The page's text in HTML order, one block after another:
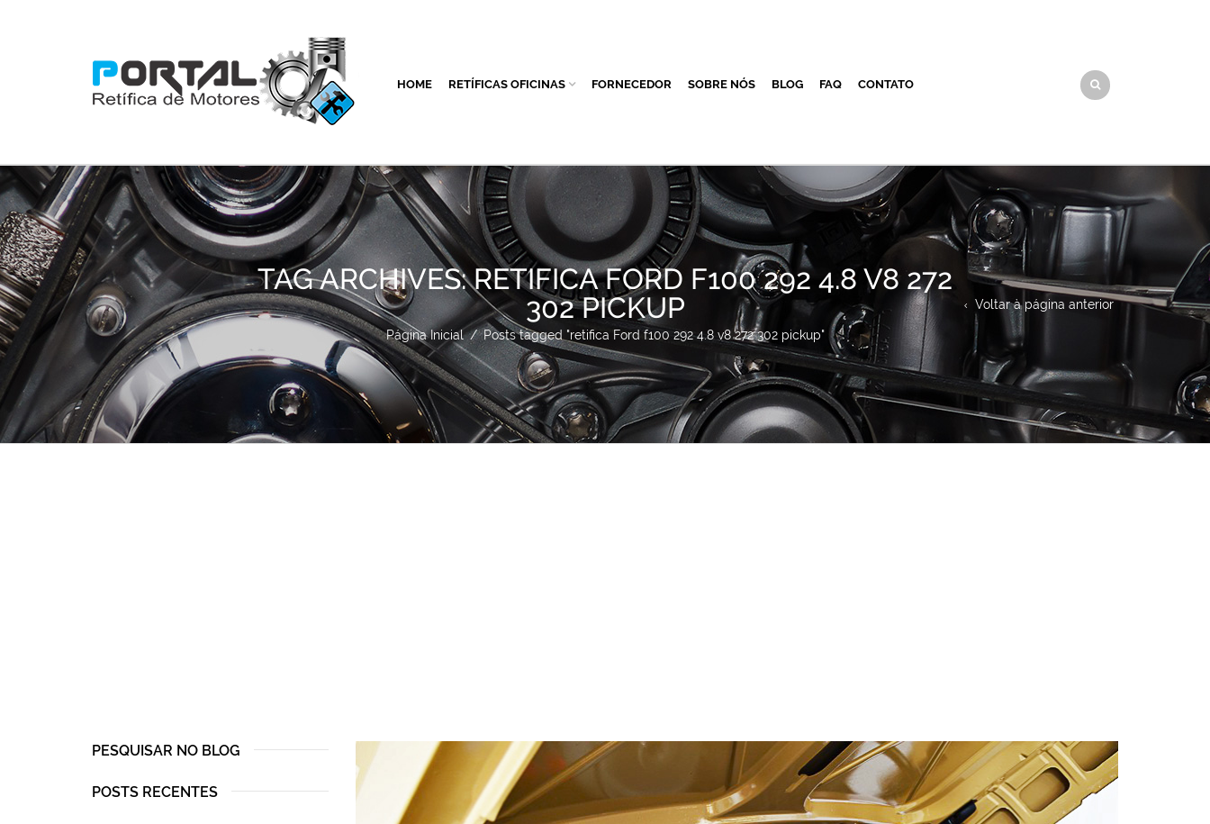
HOME RETÍFICAS OFICINAS FORNECEDOR SOBRE NÓS BLOG FAQ CONTATO
TAG ARCHIVES: RETIFICA FORD F100 292 4.8 V8 272
302 PICKUP
Página Inicial / Posts tagged "retifica Ford f100 292 4.8 v8 272 302 pickup"
Voltar à página anterior
PESQUISAR NO BLOG
POSTS RECENTES